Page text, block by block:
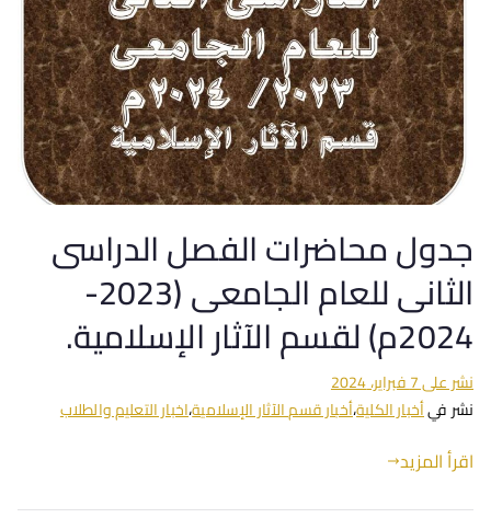
جدول محاضرات الفصل الدراسى
الثانى للعام الجامعى (2023-
2024م) لقسم الآثار الإسلامية.
نشر على7 فبراير، 2024
نشر فيأخبار الكلية،أخبار قسم الآثار الإسلامية،اخبار التعليم والطلاب
اقرأ المزيد